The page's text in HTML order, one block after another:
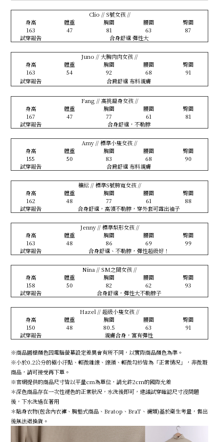
Clio // S號女孩 //
身高
體重 胸圍 腰圍
臀圍
163
47 81 63
87
試穿報告
合身舒適 彈性大
Juno // 大胸肉肉女孩 //
身高
體重 胸圍 腰圍
臀圍
163
54 92 68
91
試穿報告
合肩舒適 布料親膚
Fang // 高挑扁身女孩 //
身高
體重 胸圍 腰圍
臀圍
167
47 77 61
81
試穿報告
合身舒適，不勒脖
Amy // 標準小隻女孩 //
身高
體重 胸圍 腰圍
臀圍
155
50 83 68
90
試穿報告
合肩舒適 布料親膚
穰紜 // 標準S號胯寬女孩 //
身高
體重 胸圍 腰圍
臀圍
162
48 77 61
88
試穿報告
合身舒適，高領不勒脖，穿外套可露出袖子
Jenny // 標準梨形女孩 //
身高
體重 胸圍 腰圍
臀圍
163
48 86 69
99
試穿報告
合身舒適、不勒脖，彈性超級好！
Nina // SM之間女孩 //
身高
體重 胸圍 腰圍
臀圍
158
50 82 62
93
試穿報告
合身舒適，彈性大不勒脖子
Hazel // 超級小隻女孩 //
身高
體重 胸圍 腰圍
臀圍
150
48 80.5 63
91
試穿報告
親膚合身，富有彈性
※商品圖檔顏色因電腦螢幕設定差異會有所不同，以實際商品顏色為準。
※小於0.2公分的極小汙點、輕微雜線、線頭、輕微勾紗皆為「正常情況」，非微瑕
商品，請可接受再下單。
※官網提供的商品尺寸皆以平量cm為單位，請允許2cm的國際允差
＊深色商品存在一次性褪色的正常狀況，水洗後即可，建議試穿確認尺寸沒問題
後，下水洗過在著用
＊貼身衣物(包含內衣褲、胸墊式商品、Bratop、BraT、襪類)基於衛生考量，售出
後無法退換貨。